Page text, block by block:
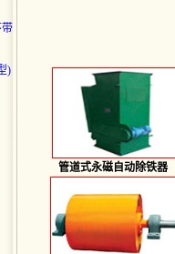
)
管道式永磁自动除铁器